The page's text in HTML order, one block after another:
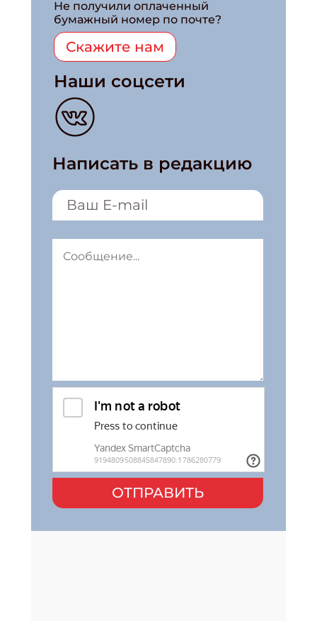
Не получили оплаченный
бумажный номер по почте?
Скажите нам
Наши соцсети
Написать в редакцию
ОТПРАВИТЬ